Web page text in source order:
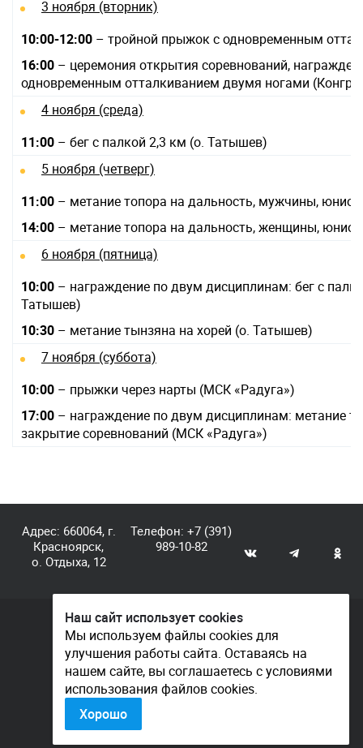
3 ноября (вторник)
10:00-12:00 – тройной прыжок с одновременным
16:00 – церемония открытия соревнований,
одновременным отталкиванием двумя ногами
4 ноября (среда)
11:00 – бег с палкой 2,3 км (о. Татышев)
5 ноября (четверг)
11:00 – метание топора на дальность, мужчины,
14:00 – метание топора на дальность, женщины,
6 ноября (пятница)
10:00 – награждение по двум дисциплинам: бег с
Татышев)
10:30 – метание тынзяна на хорей (о. Татышев)
7 ноября (суббота)
10:00 – прыжки через нарты (МСК «Радуга»)
17:00 – награждение по двум дисциплинам: метание
закрытие соревнований (МСК «Радуга»)
Адрес: 660064, г.
Красноярск,
о. Отдыха, 12
Телефон:+7 (391)
989-10-82
© КГАУ «Центр спортивной подготовки», 2026
Документы
Политика конфиденциальности
Контакты
Наш сайт использует cookies
Мы используем файлы cookies для
улучшения работы сайта. Оставаясь на
нашем сайте, вы соглашаетесь с условиями
использования файлов cookies.
Хорошо